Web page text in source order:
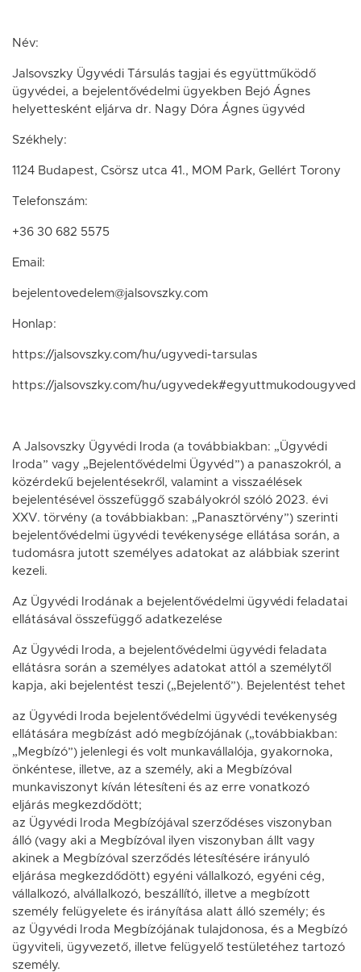
Név:
Jalsovszky Ügyvédi Társulás tagjai és együttműködő
ügyvédei, a bejelentővédelmi ügyekben Bejó Ágnes
helyettesként eljárva dr. Nagy Dóra Ágnes ügyvéd
Székhely:
1124 Budapest, Csörsz utca 41., MOM Park, Gellért Torony
Telefonszám:
+36 30 682 5575
Email:
bejelentovedelem@jalsovszky.com
Honlap:
https://jalsovszky.com/hu/ugyvedi-tarsulas
https://jalsovszky.com/hu/ugyvedek#egyuttmukodougyved
A Jalsovszky Ügyvédi Iroda (a továbbiakban: „Ügyvédi
Iroda” vagy „Bejelentővédelmi Ügyvéd”) a panaszokról, a
közérdekű bejelentésekről, valamint a visszaélések
bejelentésével összefüggő szabályokról szóló 2023. évi
XXV. törvény (a továbbiakban: „Panasztörvény”) szerinti
bejelentővédelmi ügyvédi tevékenysége ellátása során, a
tudomásra jutott személyes adatokat az alábbiak szerint
kezeli.
Az Ügyvédi Irodának a bejelentővédelmi ügyvédi feladatai
ellátásával összefüggő adatkezelése
Az Ügyvédi Iroda, a bejelentővédelmi ügyvédi feladata
ellátásra során a személyes adatokat attól a személytől
kapja, aki bejelentést teszi („Bejelentő”). Bejelentést tehet
az Ügyvédi Iroda bejelentővédelmi ügyvédi tevékenység
ellátására megbízást adó megbízójának („továbbiakban:
„Megbízó”) jelenlegi és volt munkavállalója, gyakornoka,
önkéntese, illetve, az a személy, aki a Megbízóval
munkaviszonyt kíván létesíteni és az erre vonatkozó
eljárás megkezdődött;
az Ügyvédi Iroda Megbízójával szerződéses viszonyban
álló (vagy aki a Megbízóval ilyen viszonyban állt vagy
akinek a Megbízóval szerződés létesítésére irányuló
eljárása megkezdődött) egyéni vállalkozó, egyéni cég,
vállalkozó, alvállalkozó, beszállító, illetve a megbízott
személy felügyelete és irányítása alatt álló személy; és
az Ügyvédi Iroda Megbízójának tulajdonosa, és a Megbízó
ügyviteli, ügyvezető, illetve felügyelő testületéhez tartozó
személy.